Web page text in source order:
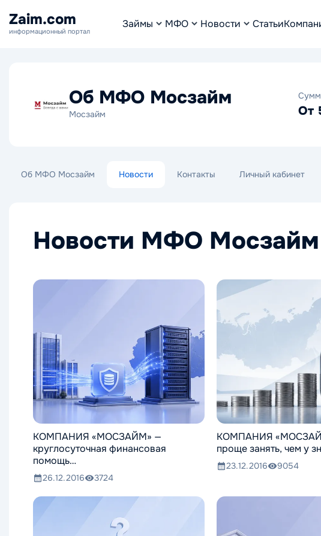
Zaim.com
информационный портал
Займы МФО Новости Статьи
Об МФО Мосзайм
Мосзайм От
Об МФО Мосзайм Новости Контакты Личный кабинет
Новости МФО Мосзайм
КОМПАНИЯ «МОСЗАЙМ» —
круглосуточная финансовая
помощь…
26.12.2016 3724
КОМПАНИЯ
проще занять, чем у
23.12.2016 9054